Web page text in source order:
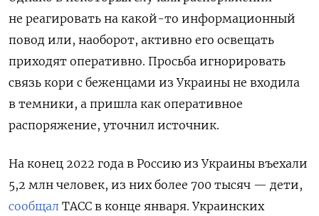
не реагировать на какой-то информационный
повод или, наоборот, активно его освещать
приходят оперативно. Просьба игнорировать
связь кори с беженцами из Украины не входила
в темники, а пришла как оперативное
распоряжение, уточнил источник.
На конец 2022 года в Россию из Украины въехали
5,2 млн человек, из них более 700 тысяч — дети,
сообщал ТАСС в конце января. Украинских